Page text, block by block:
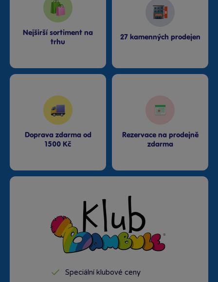
Nejširší sortiment na
trhu
27 kamenných prodejen
Doprava zdarma od
1500 Kč
Rezervace na prodejně
zdarma
Speciální klubové ceny